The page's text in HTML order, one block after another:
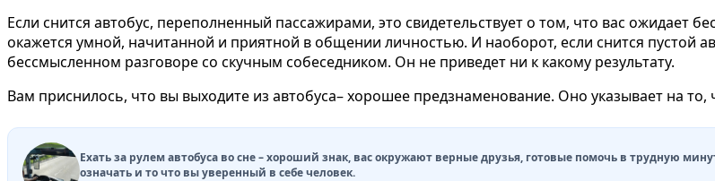
Если снится автобус, переполненный пассажирами, это свидетельствует о том, что вас ожидает
окажется умной, начитанной и приятной в общении личностью. И наоборот, если снится пустой
бессмысленном разговоре со скучным собеседником. Он не приведет ни к какому результату.
Вам приснилось, что вы выходите из автобуса– хорошее предзнаменование. Оно указывает на
Ехать за рулем автобуса во сне – хороший знак, вас окружают верные друзья, готовые помочь в трудную
означать и то что вы уверенный в себе человек.